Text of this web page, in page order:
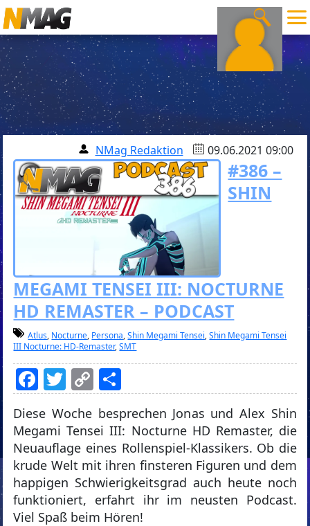
NMag Redaktion 09.06.2021 09:00
#386 –
SHIN
MEGAMI TENSEI III: NOCTURNE
HD REMASTER – PODCAST
Atlus, Nocturne, Persona,Shin Megami Tensei,Shin Megami Tensei
III Nocturne: HD-Remaster,SMT
Facebook
Twitter
Copy
Link
Diese Woche besprechen Jonas und Alex Shin
Megami Tensei III: Nocturne HD Remaster, die
Neuauflage eines Rollenspiel-Klassikers. Ob die
krude Welt mit ihren finsteren Figuren und dem
happigen Schwierigkeitsgrad auch heute noch
funktioniert, erfahrt ihr im neusten Podcast.
Viel Spaß beim Hören!